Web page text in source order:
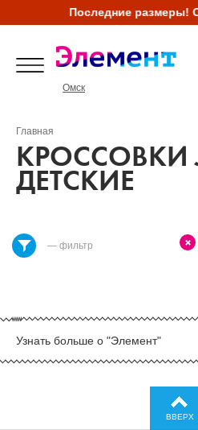
Последние размеры!
Омск
Главная
КРОССОВКИ
ДЕТСКИЕ
— фильтр
Узнать больше о "Элемент"
ОМСКЕ
Повышенный уровень комфорта
обувь. Она почти не
ВВЕРХ